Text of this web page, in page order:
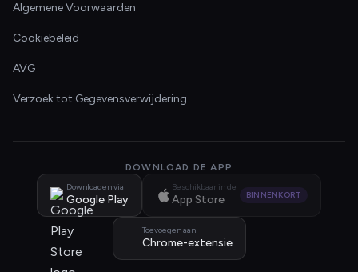
Algemene Voorwaarden
Cookiebeleid
AVG
Verzoek tot Gegevensverwijdering
DOWNLOAD DE APP
Downloaden via
Google Play
Beschikbaar in de
App Store BINNENKORT
Toevoegen aan
Chrome-extensie